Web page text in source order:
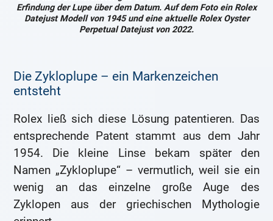
Erfindung der Lupe über dem Datum. Auf dem Foto ein Rolex
Datejust Modell von 1945 und eine aktuelle Rolex Oyster
Perpetual Datejust von 2022.
Die Zykloplupe – ein Markenzeichen
entsteht
Rolex ließ sich diese Lösung patentieren. Das
entsprechende Patent stammt aus dem Jahr
1954. Die kleine Linse bekam später den
Namen „Zykloplupe“ – vermutlich, weil sie ein
wenig an das einzelne große Auge des
Zyklopen aus der griechischen Mythologie